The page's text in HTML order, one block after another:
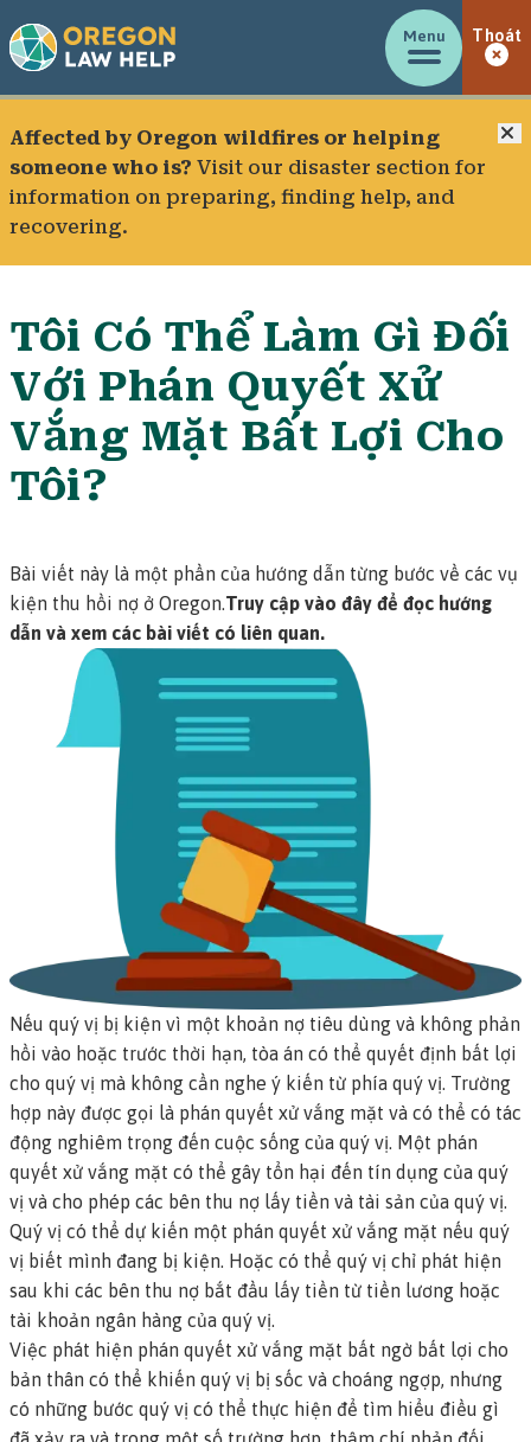
Menu Thoát
Affected by Oregon wildfires or helping
someone who is? Visit our disaster section for
information on preparing, finding help, and
recovering.
Tôi Có Thể Làm Gì Đối
Với Phán Quyết Xử
Vắng Mặt Bất Lợi Cho
Tôi?
Bài viết này là một phần của hướng dẫn từng bước về các vụ
kiện thu hồi nợ ở Oregon.Truy cập vào đây để đọc hướng
dẫn và xem các bài viết có liên quan.
Nếu quý vị bị kiện vì một khoản nợ tiêu dùng và không phản
hồi vào hoặc trước thời hạn, tòa án có thể quyết định bất lợi
cho quý vị mà không cần nghe ý kiến từ phía quý vị. Trường
hợp này được gọi là phán quyết xử vắng mặt và có thể có tác
động nghiêm trọng đến cuộc sống của quý vị. Một phán
quyết xử vắng mặt có thể gây tổn hại đến tín dụng của quý
vị và cho phép các bên thu nợ lấy tiền và tài sản của quý vị.
Quý vị có thể dự kiến một phán quyết xử vắng mặt nếu quý
vị biết mình đang bị kiện. Hoặc có thể quý vị chỉ phát hiện
sau khi các bên thu nợ bắt đầu lấy tiền từ tiền lương hoặc
tài khoản ngân hàng của quý vị.
Việc phát hiện phán quyết xử vắng mặt bất ngờ bất lợi cho
bản thân có thể khiến quý vị bị sốc và choáng ngợp, nhưng
có những bước quý vị có thể thực hiện để tìm hiểu điều gì